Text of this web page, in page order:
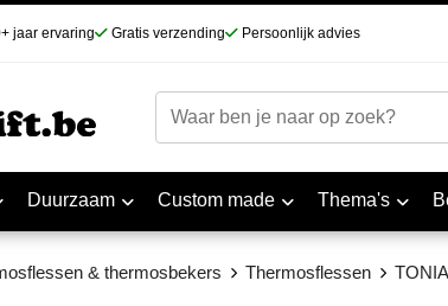
jaar ervaring Gratis verzending Persoonlijk advies
Duurzaam Custom made Thema's
& thermosbekers Thermosflessen